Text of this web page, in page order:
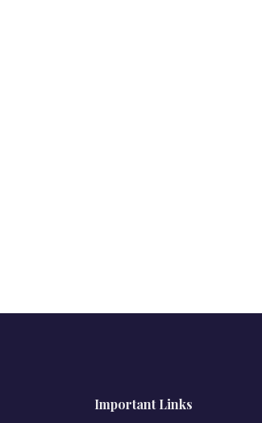
Important Links